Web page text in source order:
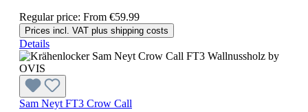
Regular price: From €59.99
Prices incl. VAT plus shipping costs
Details
Sam Neyt FT3 Crow Call